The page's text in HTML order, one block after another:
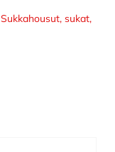
Sukkahousut, sukat,